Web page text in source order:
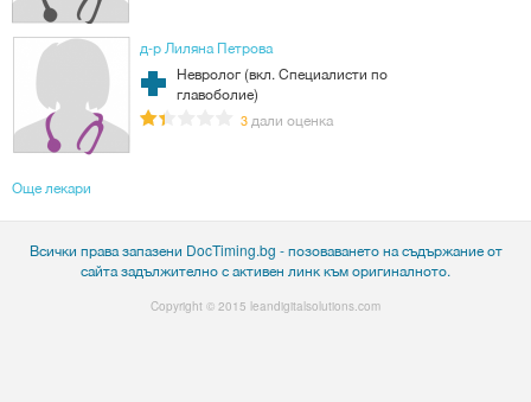
д-р Лиляна Петрова
Невролог (вкл. Специалисти по
главоболие)
3 дали оценка
Още лекари
Всички права запазени DocTiming.bg - позоваването на съдържание от
сайта задължително с активен линк към оригиналното.
Copyright © 2015 leandigitalsolutions.com